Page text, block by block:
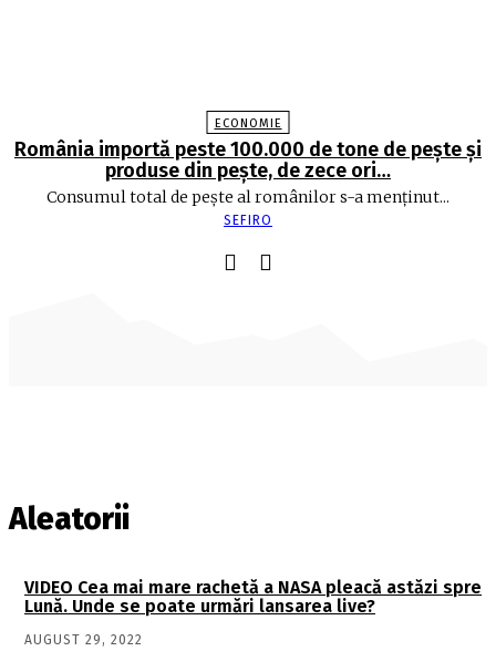
ECONOMIE
România importă peste 100.000 de tone de peşte şi
produse din peşte, de zece ori…
Consumul total de peşte al ro­mâ­nilor s-a menţinut...
SEFIRO
Aleatorii
VIDEO Cea mai mare rachetă a NASA pleacă astăzi spre
Lună. Unde se poate urmări lansarea live?
AUGUST 29, 2022